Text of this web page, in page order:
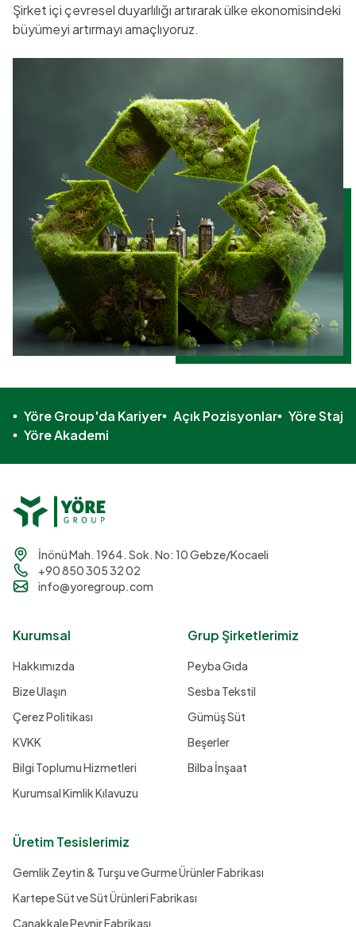
Şirket içi çevresel duyarlılığı artırarak ülke ekonomisindeki
büyümeyi artırmayı amaçlıyoruz.
Yöre Group'da Kariyer Açık Pozisyonlar
Yöre Staj
Yöre Akademi
İnönü Mah. 1964. Sok. No: 10 Gebze/Kocaeli
+90 850 305 32 02
info@yoregroup.com
Kurumsal
Hakkımızda
Bize Ulaşın
Çerez Politikası
KVKK
Bilgi Toplumu Hizmetleri
Kurumsal Kimlik Kılavuzu
Üretim Tesislerimiz
Gemlik Zeytin & Turşu ve Gurme Ürünler Fabrikası
Kartepe Süt ve Süt Ürünleri Fabrikası
Çanakkale Peynir Fabrikası
Grup Şirketlerimiz
Peyba Gıda
Sesba Tekstil
Gümüş Süt
Beşerler
Bilba İnşaat